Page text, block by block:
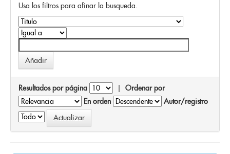
Usa los filtros para afinar la busqueda.
Resultados por página | Ordenar por
En orden
Autor/registro